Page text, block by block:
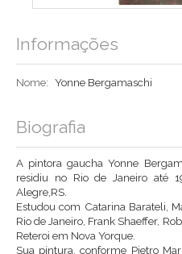
Informações
Nome: Yonne Bergamaschi
Biografia
A pintora gaucha Yonne
residiu no Rio de Janeiro até
Alegre,RS.
Estudou com Catarina Barateli,
Rio de Janeiro, Frank Shaeffer,
Reteroi em Nova Yorque.
Sua pintura, conforme Pietro